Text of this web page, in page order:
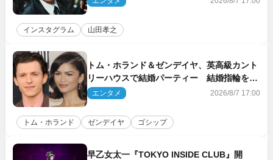
インスタグラム 山田孝之
トム・ホランド＆ゼンデイヤ、英高級カント
リーハウスで結婚パーティー 結婚指輪を身
に着けたトムも初キャッチ
エンタメ 2026/8/7 17:00
トム・ホランド ゼンデイヤ ゴシップ
早乙女太一『TOKYO INSIDE CLUB』開